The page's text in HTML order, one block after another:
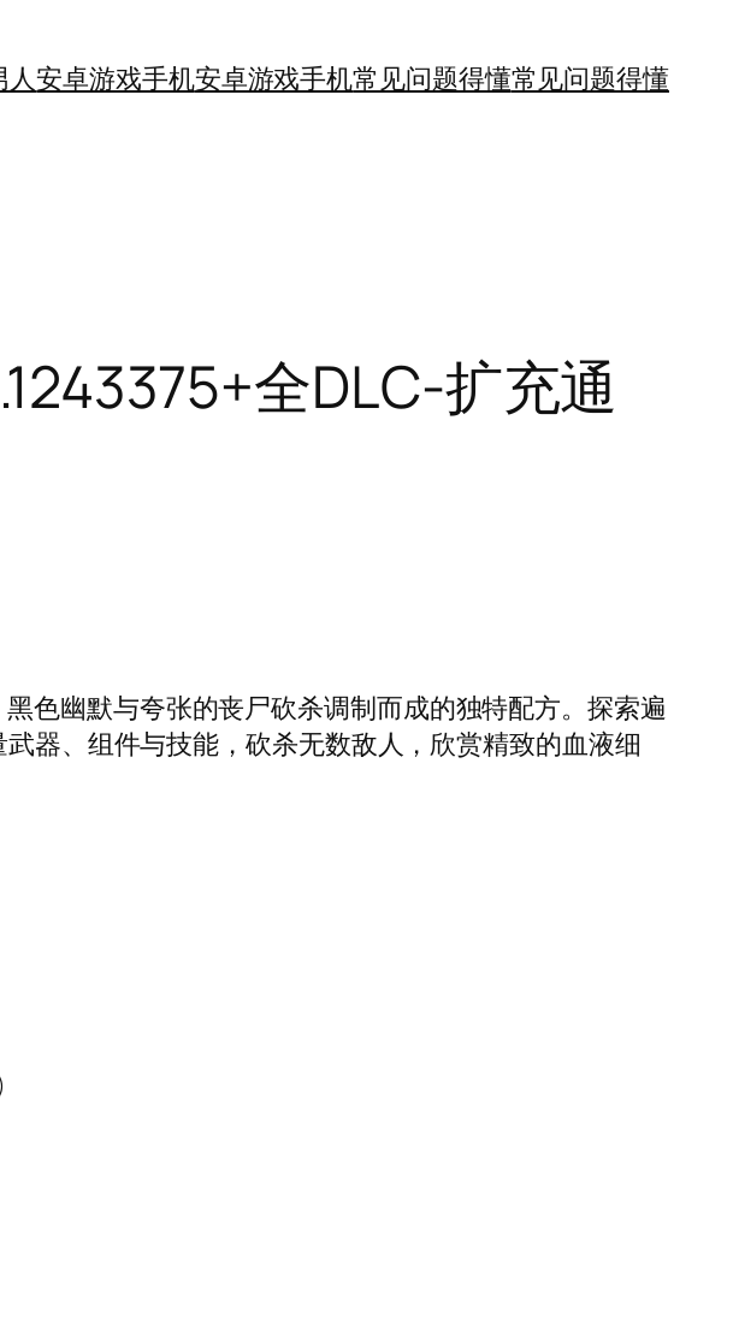
人安卓游戏手机安卓游戏手机常见问题得懂常见问题得懂
全DLC-扩充通
色幽默与夸张的丧尸砍杀调制而成的独特配方。探索遍
器、组件与技能，砍杀无数敌人，欣赏精致的血液细